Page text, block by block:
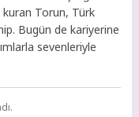
Torun, Türk
Bugün de kariyerine
sevenleriyle